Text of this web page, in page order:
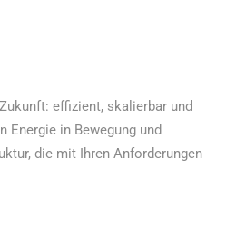
effizient, skalierbar und
Energie in Bewegung und
die mit Ihren Anforderungen